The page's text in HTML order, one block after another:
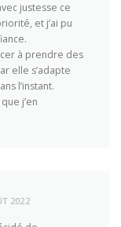
justesse ce
et j’ai pu
à prendre des
elle s’adapte
l’instant.
j’en
2022